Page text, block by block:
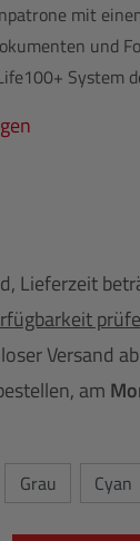
mit
und
System
Lieferzeit
Versand
am
Grau Cyan